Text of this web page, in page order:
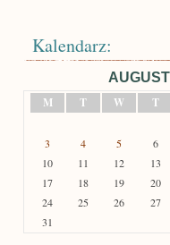
Kalendarz:
M
T W T
3
4 5 6
10
11 12 13
17
18 19 20
24
25 26 27
31